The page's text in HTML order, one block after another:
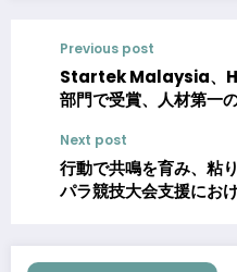
Previous post
Startek Malaysia、
部門で受賞、人材第一
Next post
行動で共鳴を育み、粘
パラ競技大会支援にお